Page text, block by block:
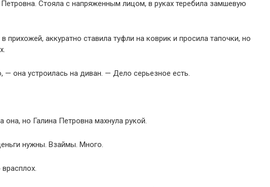
Стояла с напряженным лицом, в руках теребила замшевую
прихожей, аккуратно ставила туфли на коврик и просила тапочки, но
— она устроилась на диван. — Дело серьезное есть.
но Галина Петровна махнула рукой.
нужны. Взаймы. Много.